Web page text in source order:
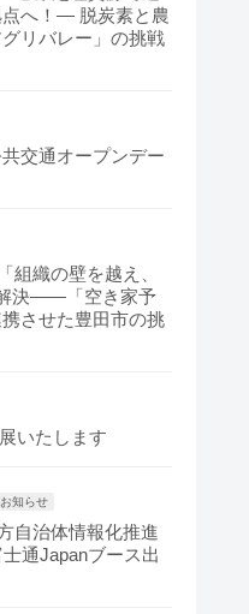
へ！― 脱炭素と農
リバレー」の挑戦
交通オープンデー
組織の壁を越え、
決――「空き家予
させた豊田市の挑
いたします
知らせ
自治体情報化推進
通Japanブース出